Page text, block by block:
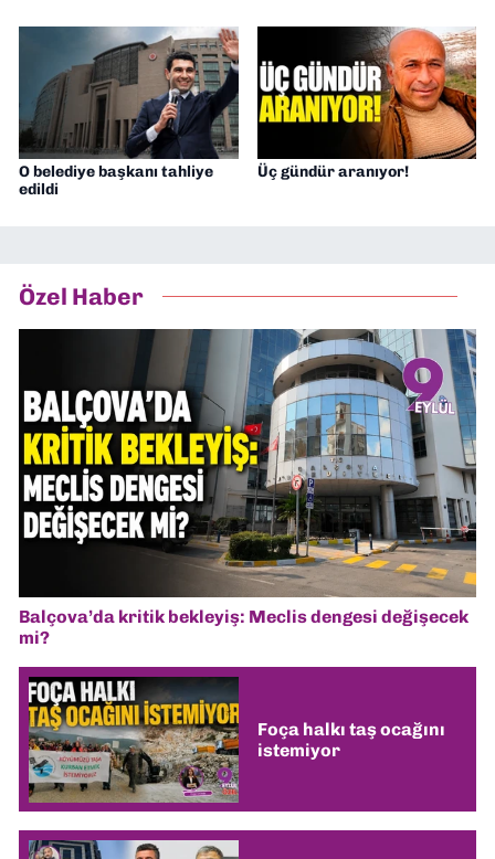
O belediye başkanı tahliye
edildi
Üç gündür aranıyor!
Özel Haber
Balçova’da kritik bekleyiş: Meclis dengesi değişecek
mi?
Foça halkı taş ocağını
istemiyor